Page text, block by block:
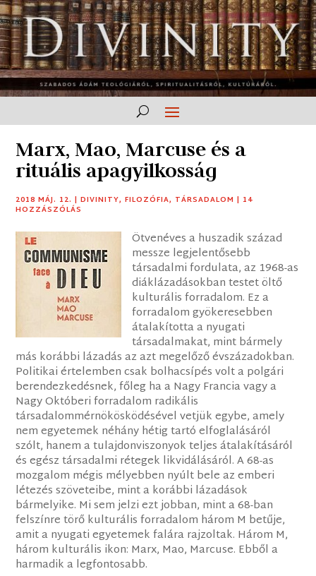
Marx, Mao, Marcuse és a
rituális apagyilkosság
2018 MÁJ. 12. |DIVINITY,FILOZÓFIA, TÁRSADALOM | 14
HOZZÁSZÓLÁS
Ötvenéves a huszadik század
messze legjelentősebb
társadalmi fordulata, az 1968-as
diáklázadásokban testet öltő
kulturális forradalom. Ez a
forradalom gyökeresebben
átalakította a nyugati
társadalmakat, mint bármely
más korábbi lázadás az azt megelőző évszázadokban.
Politikai értelemben csak bolhacsípés volt a polgári
berendezkedésnek, főleg ha a Nagy Francia vagy a
Nagy Októberi forradalom radikális
társadalommérnökösködésével vetjük egybe, amely
nem egyetemek néhány hétig tartó elfoglalásáról
szólt, hanem a tulajdonviszonyok teljes átalakításáról
és egész társadalmi rétegek likvidálásáról. A 68-as
mozgalom mégis mélyebben nyúlt bele az emberi
létezés szöveteibe, mint a korábbi lázadások
bármelyike. Mi sem jelzi ezt jobban, mint a 68-ban
felszínre törő kulturális forradalom három M betűje,
amit a nyugati egyetemek falára rajzoltak. Három M,
három kulturális ikon: Marx, Mao, Marcuse. Ebből a
harmadik a legfontosabb.